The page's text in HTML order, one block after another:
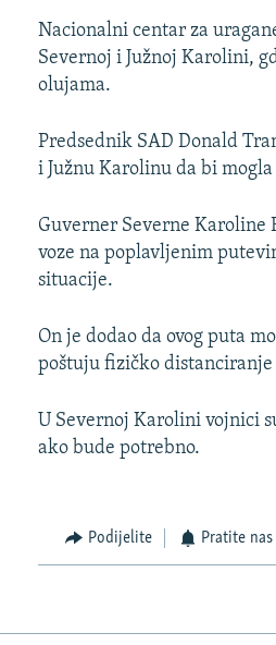
Nacionalni centar za
Severnoj i Južnoj Karolini,
olujama.
Predsednik SAD Donald
i Južnu Karolinu da bi mogla
Guverner Severne Karoline
voze na poplavljenim
situacije.
On je dodao da ovog puta
poštuju fizičko distanciranje
U Severnoj Karolini vojnici
ako bude potrebno.
Podijelite Pratite nas